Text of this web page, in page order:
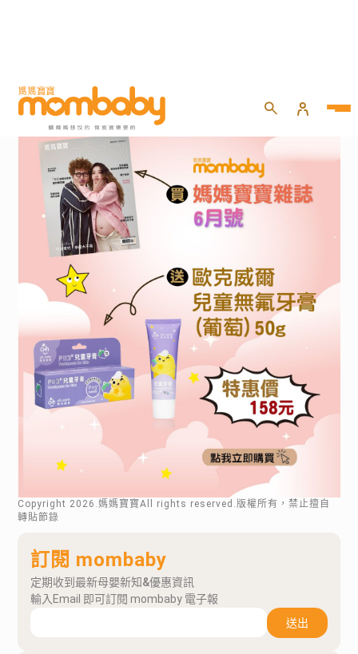
Copyright 2026 .媽媽寶寶All rights reserved.版權所有，禁止擅自
轉貼節錄
訂閱 mombaby
定期收到最新母嬰新知&優惠資訊
輸入Email 即可訂閱 mombaby 電子報
送出